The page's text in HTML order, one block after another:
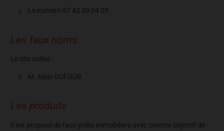
Le numéro 07 43 39 04 03
Les faux noms
Le site utilise :
M. Alain DUFOUR
Les produits
Il est proposé de faux prêts immobiliers avec comme objectif de